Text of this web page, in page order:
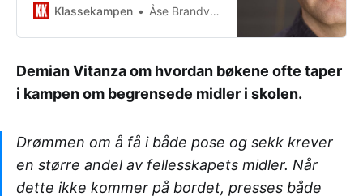
forklare den sterke økningen i
Klassekampen Åse Brandvold
Demian Vitanza om hvordan bøkene ofte taper
i kampen om begrensede midler i skolen.
Drømmen om å få i både pose og sekk krever
en større andel av fellesskapets midler. Når
dette ikke kommer på bordet, presses både